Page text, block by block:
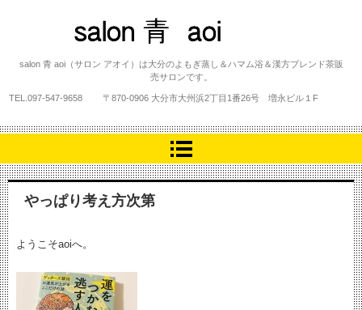
salon 青 aoi
salon 青 aoi（サロン アオイ）は大分のよもぎ蒸し＆ハマム浴＆漢方ブレンド茶販
売サロンです。
TEL. 097-547-9658 〒870-0906 大分市大州浜2丁目1番26号 増永ビル１F
やっぱり考え方次第
ようこそaoiへ。